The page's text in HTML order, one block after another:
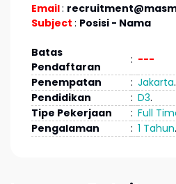
Email:
Subject : Posisi - Nama
Batas
Pendaftaran
: ---
Penempatan
: Jakarta.
Pendidikan
: D3.
Tipe Pekerjaan
: Full
Pengalaman
: 1 Tahun.